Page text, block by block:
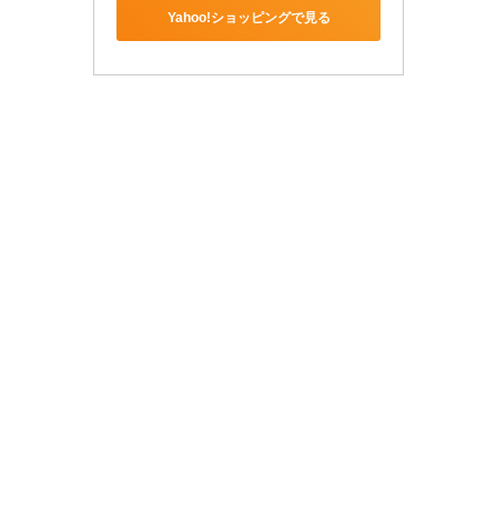
Yahoo!ショッピングで見る